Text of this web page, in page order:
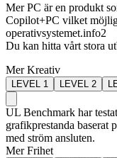
Mer PC är en produkt
Copilot+PC vilket
operativsystemet.info2
Du kan hitta vårt stora
Mer Kreativ
LEVEL 1 LEVEL 2
UL Benchmark har
grafikprestanda baserat
med ström ansluten.
Mer Frihet